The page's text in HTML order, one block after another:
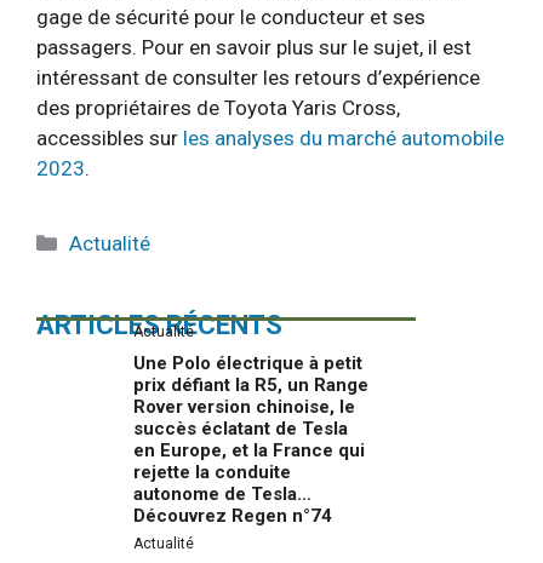
gage de sécurité pour le conducteur et ses
passagers. Pour en savoir plus sur le sujet, il est
intéressant de consulter les retours d’expérience
des propriétaires de Toyota Yaris Cross,
accessibles sur les analyses du marché automobile
2023.
Catégories
Actualité
ARTICLES RÉCENTS
Actualité
Une Polo électrique à petit
prix défiant la R5, un Range
Rover version chinoise, le
succès éclatant de Tesla
en Europe, et la France qui
rejette la conduite
autonome de Tesla…
Découvrez Regen n°74
Actualité